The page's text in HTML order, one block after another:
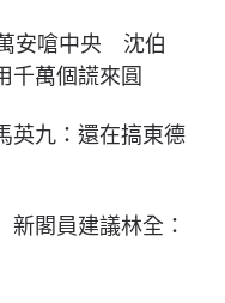
安嗆中央 沈伯
千萬個謊來圓
九：還在搞東德
閣員建議林全：